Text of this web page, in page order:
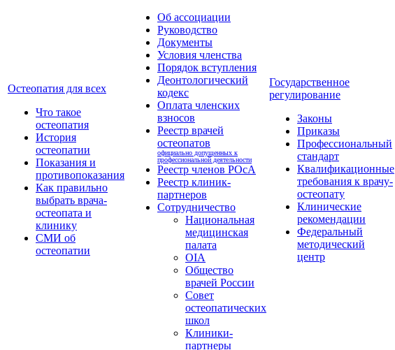
Остеопатия для всех
Что такое
остеопатия
История
остеопатии
Показания и
противопоказания
Как правильно
выбрать врача-
остеопата и
клинику
СМИ об
остеопатии
Об ассоциации
Руководство
Документы
Условия членства
Порядок вступления
Деонтологический
кодекс
Оплата членских
взносов
Реестр врачей
остеопатов
официально допущенных к
профессиональной деятельности
Реестр членов РОсА
Реестр клиник-
партнеров
Сотрудничество
Национальная
медицинская
палата
OIA
Общество
врачей России
Совет
остеопатических
школ
Клиники-
партнеры
Государственное
регулирование
Законы
Приказы
Профессиональный
стандарт
Квалификационные
требования к врачу-
остеопату
Клинические
рекомендации
Федеральный
методический
центр